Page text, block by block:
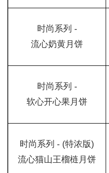
时尚系列 -
流心奶黄月饼
时尚系列 -
软心开心果月饼
时尚系列 - (特浓版)
流心猫山王榴梿月饼